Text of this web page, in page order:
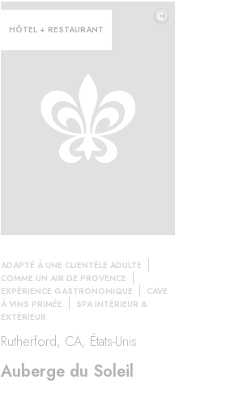
HÔTEL + RESTAURANT
©
ADAPTÉ À UNE CLIENTÈLE ADULTE
COMME UN AIR DE PROVENCE
EXPÉRIENCE GASTRONOMIQUE
CAVE
À VINS PRIMÉE
SPA INTÉRIEUR &
EXTÉRIEUR
Rutherford, CA, États-Unis
Auberge du Soleil